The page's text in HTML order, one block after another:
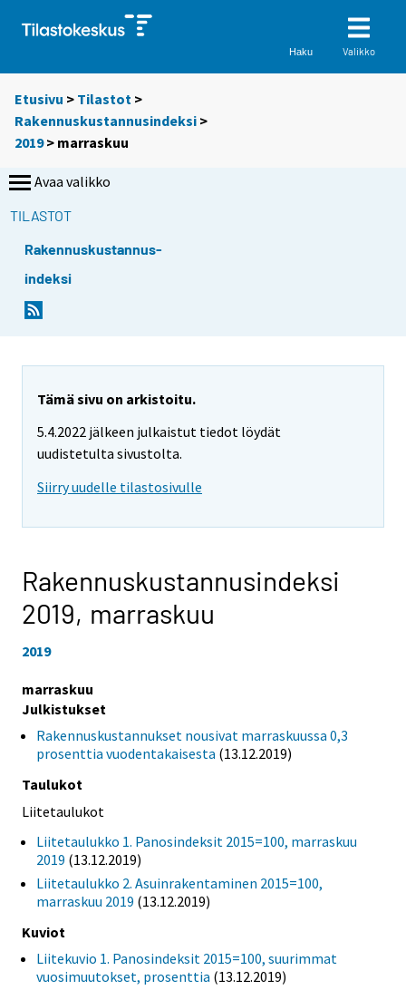
Haku Valikko
Etusivu > Tilastot >
Rakennuskustannusindeksi >
2019> marraskuu
Avaa valikko
TILASTOT
Rakennuskustannus-
indeksi
Tämä sivu on arkistoitu.
5.4.2022 jälkeen julkaistut tiedot löydät
uudistetulta sivustolta.
Siirry uudelle tilastosivulle
Rakennuskustannusindeksi
2019, marraskuu
2019
marraskuu
Julkistukset
Rakennuskustannukset nousivat marraskuussa 0,3
prosenttia vuodentakaisesta (13.12.2019)
Taulukot
Liitetaulukot
Liitetaulukko 1. Panosindeksit 2015=100, marraskuu
2019 (13.12.2019)
Liitetaulukko 2. Asuinrakentaminen 2015=100,
marraskuu 2019 (13.12.2019)
Kuviot
Liitekuvio 1. Panosindeksit 2015=100, suurimmat
vuosimuutokset, prosenttia (13.12.2019)